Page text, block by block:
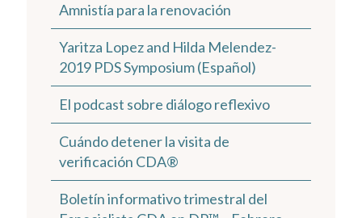
Amnistía para la renovación
Yaritza Lopez and Hilda Melendez-
2019 PDS Symposium (Español)
El podcast sobre diálogo reflexivo
Cuándo detener la visita de
verificación CDA®
Boletín informativo trimestral del